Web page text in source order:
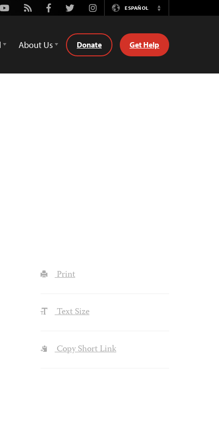
Youtube
Rss FacebookTwitterInstagramESPAÑOL
Switch
About Us Donate Get Help
Print
Text Size
Copy Short Link